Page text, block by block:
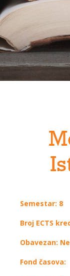
Semestar: 8
Broj ECTS
Obavezan: Ne
Fond časova: